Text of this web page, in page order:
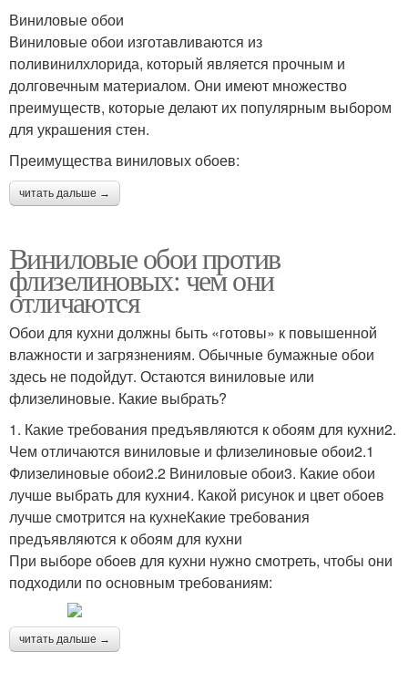
Виниловые обои
Виниловые обои изготавливаются из
поливинилхлорида, который является прочным и
долговечным материалом. Они имеют множество
преимуществ, которые делают их популярным выбором
для украшения стен.
Преимущества виниловых обоев:
читать дальше →
Виниловые обои против
флизелиновых: чем они
отличаются
Обои для кухни должны быть «готовы» к повышенной
влажности и загрязнениям. Обычные бумажные обои
здесь не подойдут. Остаются виниловые или
флизелиновые. Какие выбрать?
1. Какие требования предъявляются к обоям для кухни2.
Чем отличаются виниловые и флизелиновые обои2.1
Флизелиновые обои2.2 Виниловые обои3. Какие обои
лучше выбрать для кухни4. Какой рисунок и цвет обоев
лучше смотрится на кухнеКакие требования
предъявляются к обоям для кухни
При выборе обоев для кухни нужно смотреть, чтобы они
подходили по основным требованиям:
читать дальше →